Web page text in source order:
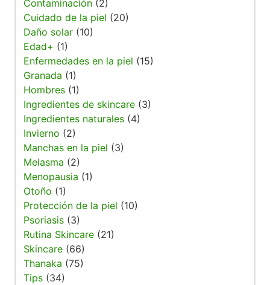
Contaminación (2)
Cuidado de la piel (20)
Daño solar (10)
Edad+ (1)
Enfermedades en la piel (15)
Granada (1)
Hombres (1)
Ingredientes de skincare (3)
Ingredientes naturales (4)
Invierno (2)
Manchas en la piel (3)
Melasma (2)
Menopausia (1)
Otoño (1)
Protección de la piel (10)
Psoriasis (3)
Rutina Skincare (21)
Skincare (66)
Thanaka (75)
Tips (34)